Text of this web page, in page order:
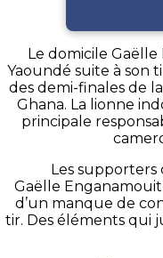
Le domicile Gaëlle
Yaoundé suite à son
des demi-finales de
Ghana. La lionne
principale
Les
Gaëlle Enganamouit
d’un manque de
tir. Des éléments qui